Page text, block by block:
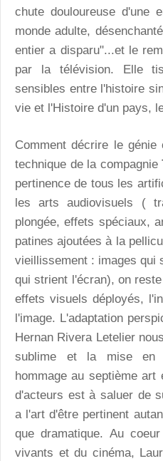
chute douloureuse d'une
monde adulte,
entier a disparu"...et le
par la télévision. Elle
sensibles entre l'histoire
vie et l'Histoire d'un pays,
Comment décrire le
technique de la compagnie
pertinence de tous les
les arts audiovisuels (
plongée, effets spéciaux,
patines ajoutées à la
vieillissement : images qui
qui strient l'écran), on
effets visuels déployés,
l'image. L'adaptation
Hernan Rivera Letelier
sublime et la mise en
hommage au septième
d'acteurs est à saluer de
a l'art d'être pertinent
que dramatique. Au
vivants et du cinéma,